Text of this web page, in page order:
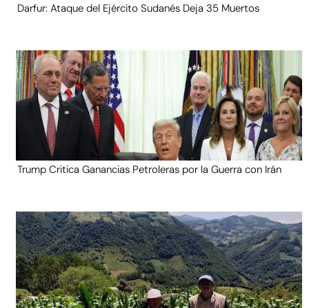
Darfur: Ataque del Ejército Sudanés Deja 35 Muertos
Trump Critica Ganancias Petroleras por la Guerra con Irán